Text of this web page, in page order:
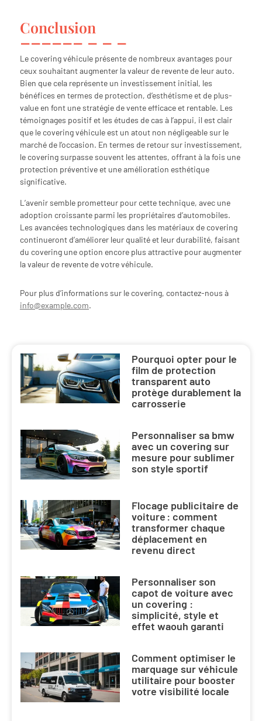
Conclusion
Le covering véhicule présente de nombreux avantages pour
ceux souhaitant augmenter la valeur de revente de leur auto.
Bien que cela représente un investissement initial, les
bénéfices en termes de protection, d’esthétisme et de plus-
value en font une stratégie de vente efficace et rentable. Les
témoignages positif et les études de cas à l’appui, il est clair
que le covering véhicule est un atout non négligeable sur le
marché de l’occasion. En termes de retour sur investissement,
le covering surpasse souvent les attentes, offrant à la fois une
protection préventive et une amélioration esthétique
significative.
L’avenir semble prometteur pour cette technique, avec une
adoption croissante parmi les propriétaires d’automobiles.
Les avancées technologiques dans les matériaux de covering
continueront d’améliorer leur qualité et leur durabilité, faisant
du covering une option encore plus attractive pour augmenter
la valeur de revente de votre véhicule.
Pour plus d’informations sur le covering, contactez-nous à
info@example.com.
Pourquoi opter pour le
film de protection
transparent auto
protège durablement la
carrosserie
Personnaliser sa bmw
avec un covering sur
mesure pour sublimer
son style sportif
Flocage publicitaire de
voiture : comment
transformer chaque
déplacement en
revenu direct
Personnaliser son
capot de voiture avec
un covering :
simplicité, style et
effet waouh garanti
Comment optimiser le
marquage sur véhicule
utilitaire pour booster
votre visibilité locale